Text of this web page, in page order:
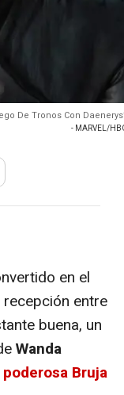
De Tronos Con
- MARVEL/
en el
entre
buena, un
Wanda
poderosa Bruja